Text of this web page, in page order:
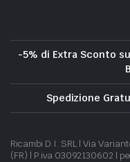
-5% di Extra Sconto
Spedizione
Ricambi D.I. SRL | Via
(FR) | P.iva 03092130602 |